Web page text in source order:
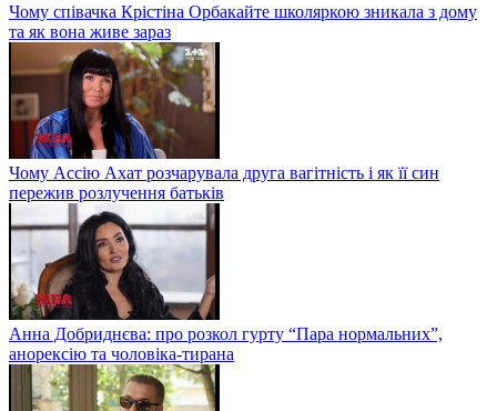
Чому співачка Крістіна Орбакайте школяркою зникала з дому
та як вона живе зараз
Чому Ассію Ахат розчарувала друга вагітність і як її син
пережив розлучення батьків
Анна Добриднєва: про розкол гурту “Пара нормальних”,
анорексію та чоловіка-тирана